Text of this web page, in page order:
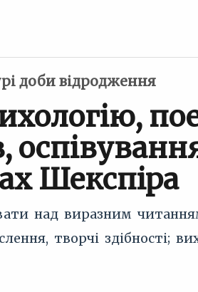
доби відродження
Шекспіра
над виразним
творчі здібності;